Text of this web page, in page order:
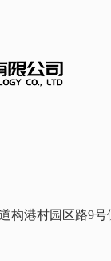
构港村园区路9号